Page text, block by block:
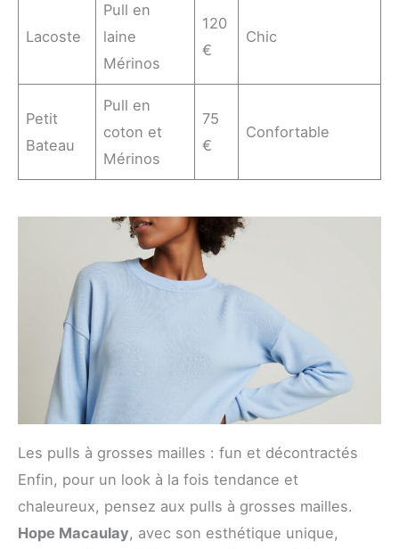
Lacoste
Pull en
laine
Mérinos
120
€
Chic
Petit
Bateau
Pull en
coton et
Mérinos
75
€
Confortable
Les pulls à grosses mailles : fun et décontractés
Enfin, pour un look à la fois tendance et
chaleureux, pensez aux pulls à grosses mailles.
Hope Macaulay, avec son esthétique unique,